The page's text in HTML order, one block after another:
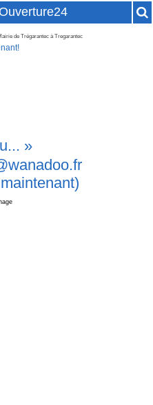
de Trégarantec à Tregarantec
»
wanadoo.fr